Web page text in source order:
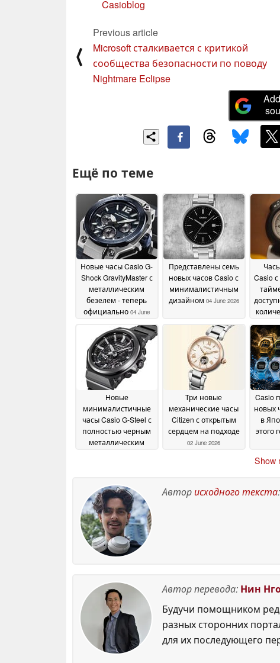
Casioblog
⟨
Previous article
Microsoft сталкивается с критикой
сообщества безопасности по поводу
Nightmare Eclipse
Ещё по теме
Новые часы Casio G-
Shock GravityMaster с
металлическим
безелем - теперь
официально 04 June
Представлены семь
новых часов Casio с
минималистичным
дизайном 04 June 2026
Casio
Новые
минималистичные
часы Casio G-Steel с
полностью черным
металлическим
Три новые
механические часы
Citizen с открытым
сердцем на подходе
02 June 2026
Casio
новых
в
этого
Show
Авторисходного текста:
Автор перевода: Нин
Будучи помощником
разных сторонних
для их последующего